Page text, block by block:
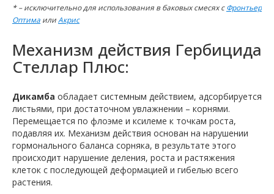
* – исключительно для использования в баковых смесях сФронтьер
Оптима илиАкрис
Механизм действия Гербицида
Стеллар Плюс:
Дикамба обладает системным действием, адсорбируется
листьями, при достаточном увлажнении – корнями.
Перемещается по флоэме и ксилеме к точкам роста,
подавляя их. Механизм действия основан на нарушении
гормонального баланса сорняка, в результате этого
происходит нарушение деления, роста и растяжения
клеток с последующей деформацией и гибелью всего
растения.